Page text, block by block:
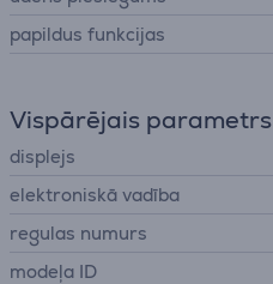
papildus funkcijas
Vispārējais parametrs
displejs
elektroniskā vadība
regulas numurs
modeļa ID